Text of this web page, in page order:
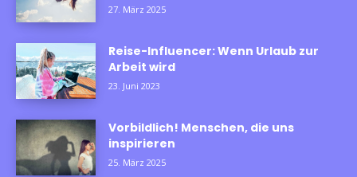
27. März 2025
Reise-Influencer: Wenn Urlaub zur
Arbeit wird
23. Juni 2023
Vorbildlich! Menschen, die uns
inspirieren
25. März 2025